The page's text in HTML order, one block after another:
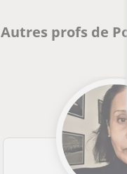
Autres profs de